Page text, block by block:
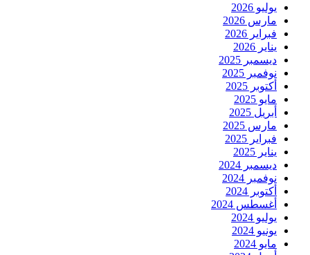
يوليو 2026
مارس 2026
فبراير 2026
يناير 2026
ديسمبر 2025
نوفمبر 2025
أكتوبر 2025
مايو 2025
أبريل 2025
مارس 2025
فبراير 2025
يناير 2025
ديسمبر 2024
نوفمبر 2024
أكتوبر 2024
أغسطس 2024
يوليو 2024
يونيو 2024
مايو 2024